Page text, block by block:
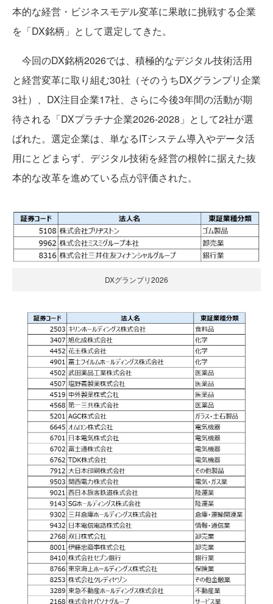
本的な経営・ビジネスモデル変革に果敢に挑戦する企業
を「DX銘柄」として選定してきた。
今回のDX銘柄2026では、積極的なデジタル技術活用
と経営変革に取り組む30社（そのうちDXグランプリ企業
3社）、DX注目企業17社、さらに今後3年間の活動が期
待される「DXプラチナ企業2026-2028」として2社が選
ばれた。選定企業は、単なるITシステム導入やデータ活
用にとどまらず、デジタル技術を経営の根幹に据えた抜
本的な改革を進めている点が評価された。
DXグランプリ2026